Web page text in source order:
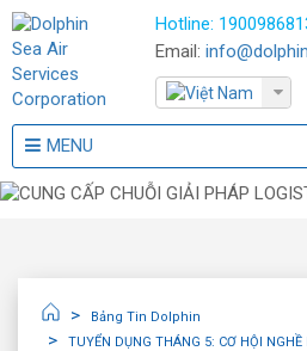
Hotline:
Email:
MENU
Bảng Tin Dolphin
TUYỂN DỤNG THÁNG 5: CƠ HỘI